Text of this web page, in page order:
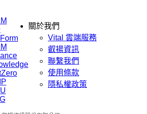
關於我們
Vital 雲端服務
叡揚資訊
聯繫我們
使用條款
隱私權政策